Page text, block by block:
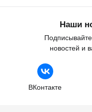
Наши
новостей и
ВКонтакте